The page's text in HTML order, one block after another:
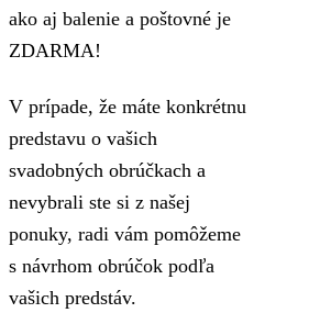
ako aj balenie a poštovné je
ZDARMA!
V prípade, že máte konkrétnu
predstavu o vašich
svadobných obrúčkach a
nevybrali ste si z našej
ponuky, radi vám pomôžeme
s návrhom obrúčok podľa
vašich predstáv.